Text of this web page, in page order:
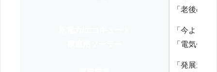
「老後の
「今より
「電気代を
「発展途